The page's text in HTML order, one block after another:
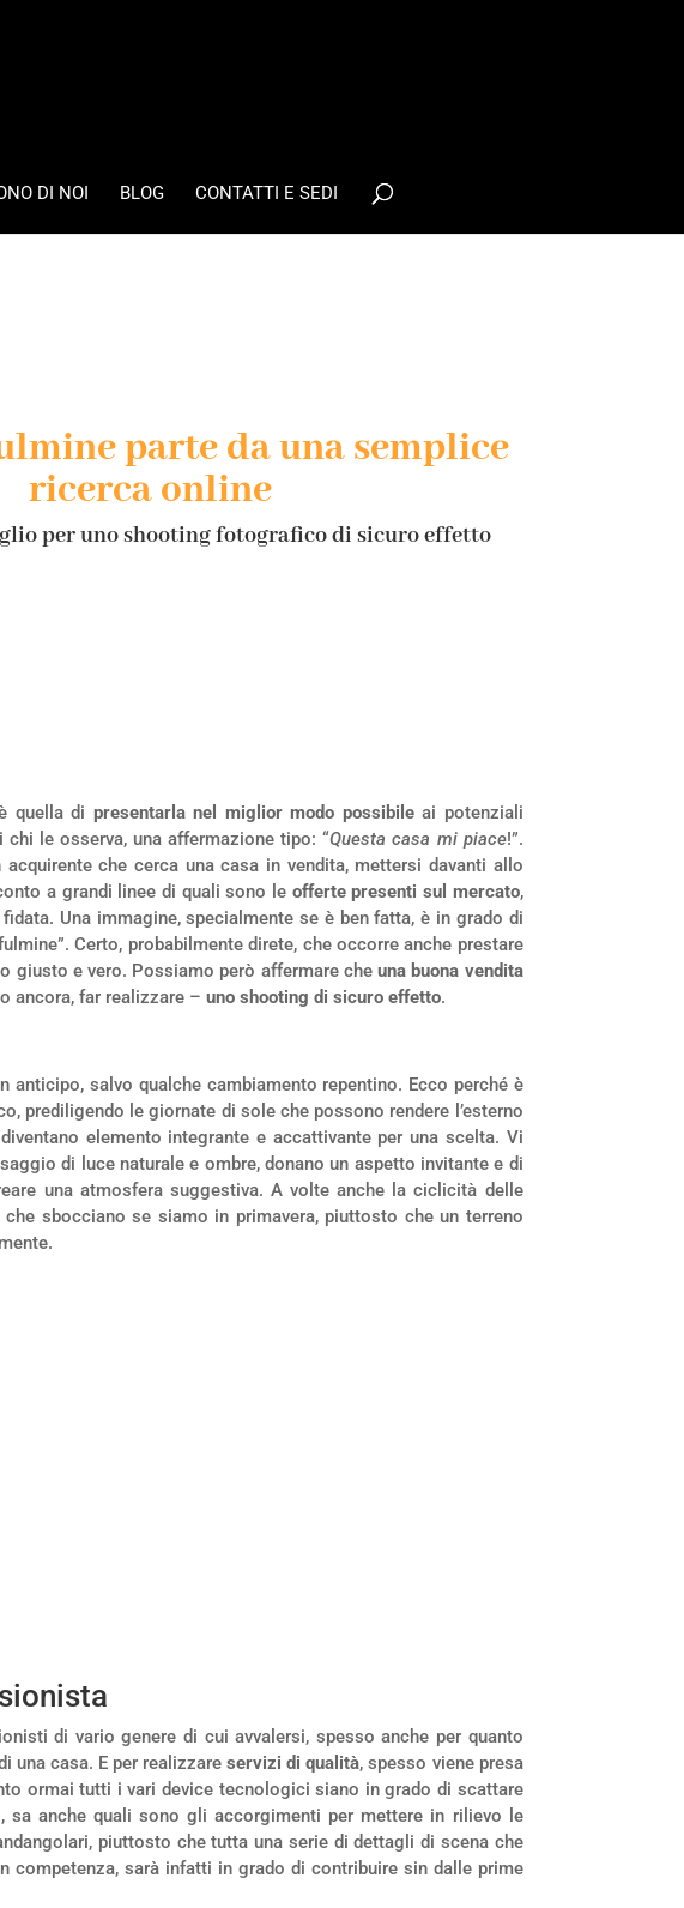
DI NOI BLOG CONTATTI E SEDI
parte da una semplice
ricerca online
per uno shooting fotografico di sicuro effetto
quella di presentarla nel miglior modo possibileai potenziali
le osserva, una affermazione tipo: “Questa casa mi piace!”.
che cerca una casa in vendita, mettersi davanti allo
a grandi linee di quali sono le offerte presenti sul mercato,
Una immagine, specialmente se è ben fatta, è in grado di
Certo, probabilmente direte, che occorre anche prestare
giusto e vero. Possiamo però affermare cheuna buona vendita
ancora, far realizzare –uno shooting di sicuro effetto.
salvo qualche cambiamento repentino. Ecco perché è
prediligendo le giornate di sole che possono rendere l’esterno
elemento integrante e accattivante per una scelta. Vi
di luce naturale e ombre, donano un aspetto invitante e di
una atmosfera suggestiva. A volte anche la ciclicità delle
sbocciano se siamo in primavera, piuttosto che un terreno
di vario genere di cui avvalersi, spesso anche per quanto
una casa. E per realizzareservizi di qualità, spesso viene presa
ormai tutti i vari device tecnologici siano in grado di scattare
anche quali sono gli accorgimenti per mettere in rilievo le
piuttosto che tutta una serie di dettagli di scena che
competenza, sarà infatti in grado di contribuire sin dalle prime